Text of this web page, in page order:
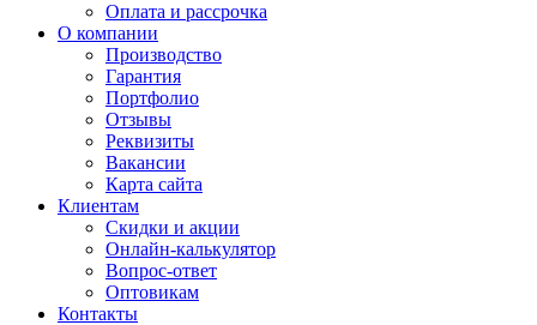
Оплата и рассрочка
О компании
Производство
Гарантия
Портфолио
Отзывы
Реквизиты
Вакансии
Карта сайта
Клиентам
Скидки и акции
Онлайн-калькулятор
Вопрос-ответ
Оптовикам
Контакты